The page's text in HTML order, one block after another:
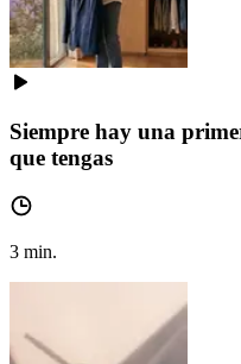
Siempre hay una
que tengas
3 min.